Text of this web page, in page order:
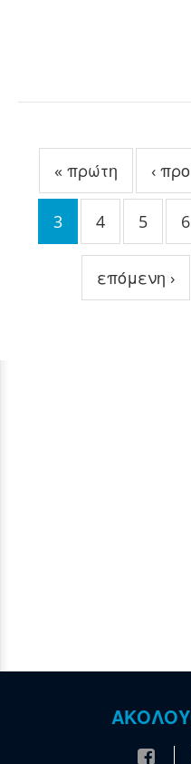
« πρώτη ‹
3 4 5 6
επόμενη ›